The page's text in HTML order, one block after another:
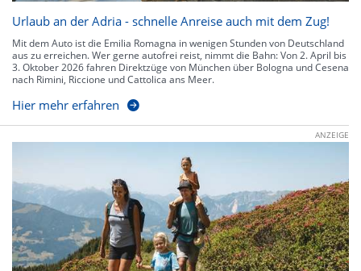
Urlaub an der Adria - schnelle Anreise auch mit dem Zug!
Mit dem Auto ist die Emilia Romagna in wenigen Stunden von Deutschland
aus zu erreichen. Wer gerne autofrei reist, nimmt die Bahn: Von 2. April bis
3. Oktober 2026 fahren Direktzüge von München über Bologna und Cesena
nach Rimini, Riccione und Cattolica ans Meer.
Hier mehr erfahren
ANZEIGE